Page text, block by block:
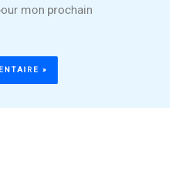
mon prochain